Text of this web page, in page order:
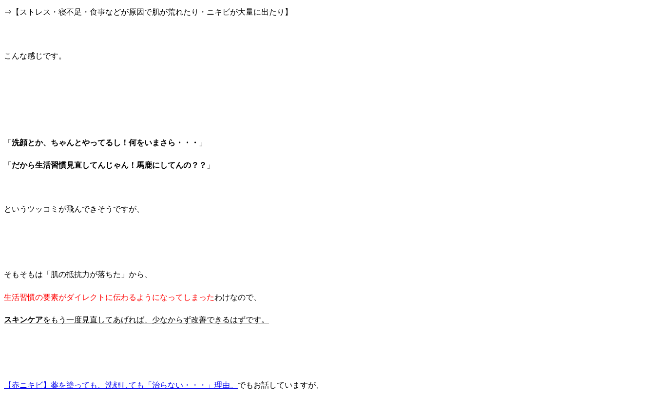
⇒【ストレス・寝不足・食事などが原因で肌が荒れたり・ニキビが大量に出たり】
こんな感じです。
「 洗顔とか、ちゃんとやってるし！何をいまさら・・・ 」
「 だから生活習慣見直してんじゃん！馬鹿にしてんの？？ 」
というツッコミが飛んできそうですが、
そもそもは「肌の抵抗力が落ちた」から、
生活習慣の要素がダイレクトに伝わるようになってしまったわけなので、
スキンケアをもう一度見直してあげれば、少なからず改善できるはずです。
【赤ニキビ】薬を塗っても、洗顔しても「治らない・・・」理由。 でもお話していますが、